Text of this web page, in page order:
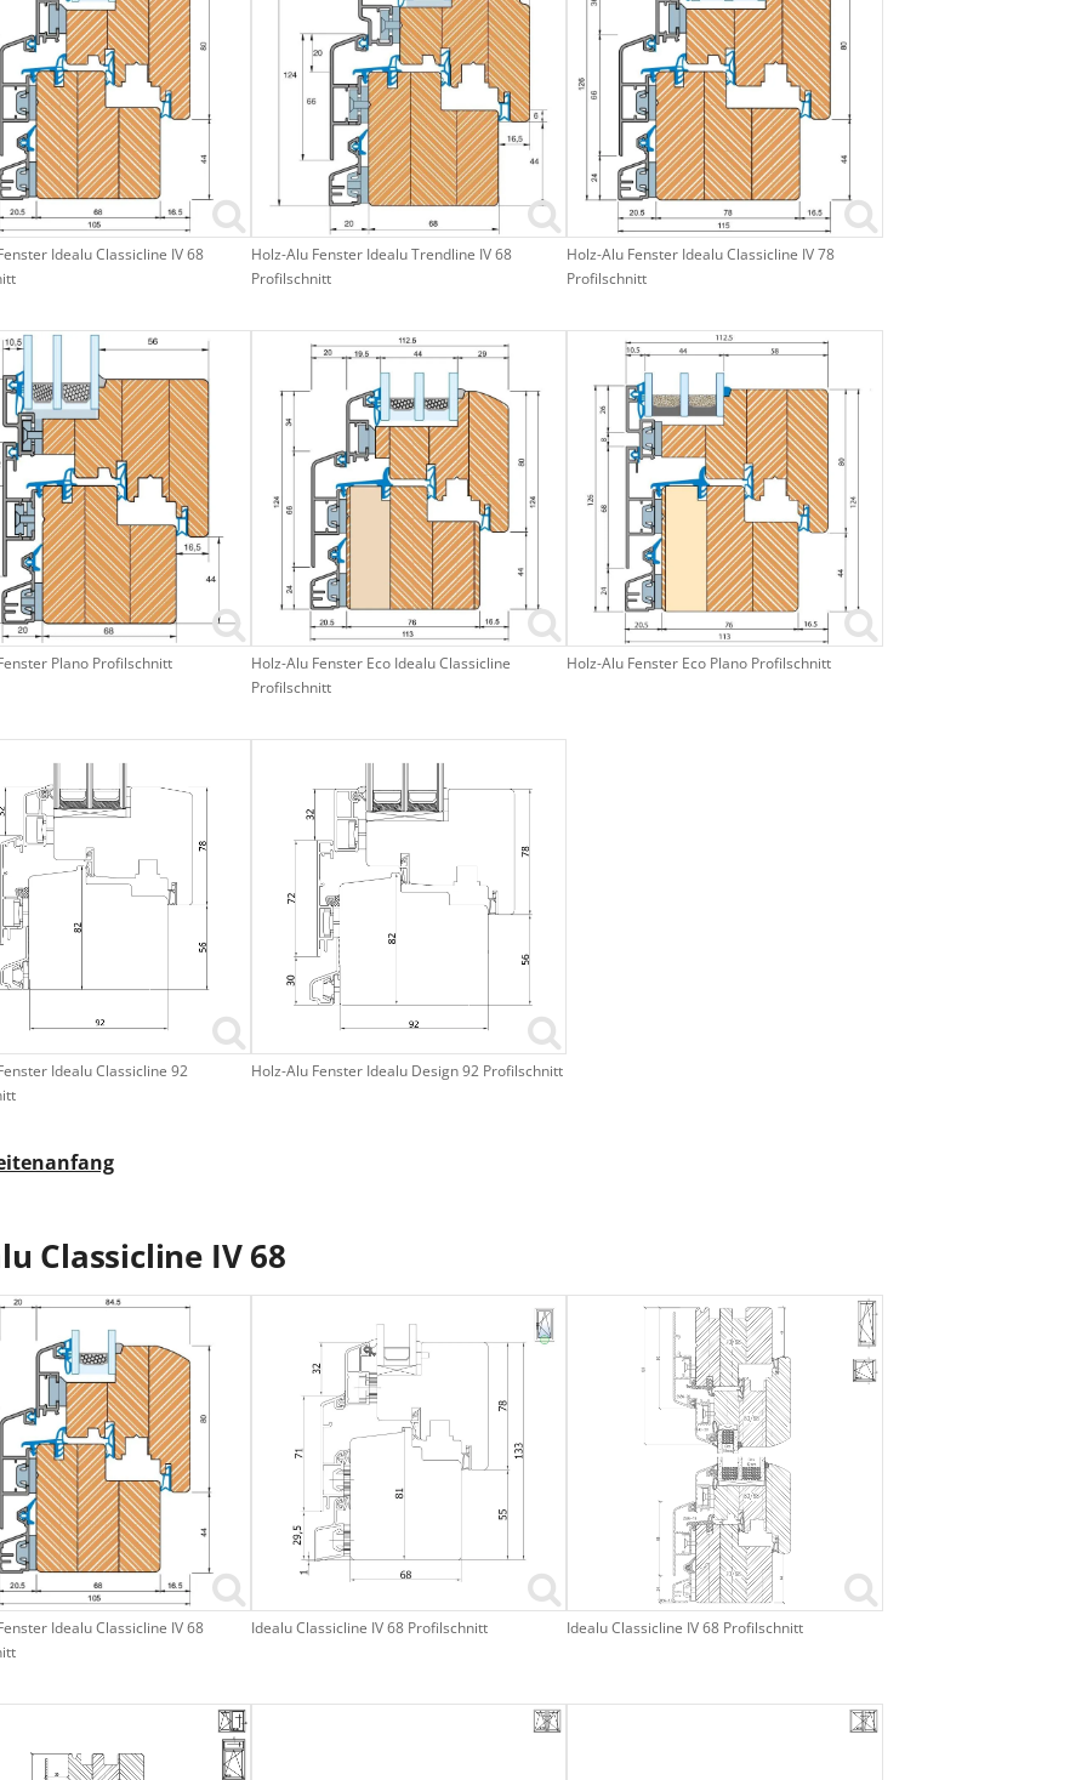
Idealu Classicline IV 68
Holz-Alu Fenster Idealu Trendline IV 68
Profilschnitt
Holz-Alu Fenster Idealu Classicline IV 78
Profilschnitt
Plano Profilschnitt
Holz-Alu Fenster Eco Idealu Classicline
Profilschnitt
Holz-Alu Fenster Eco Plano Profilschnitt
Idealu Classicline 92
Holz-Alu Fenster Idealu Design 92 Profilschnitt
Classicline IV 68
Idealu Classicline IV 68
Idealu Classicline IV 68 Profilschnitt Idealu Classicline IV 68 Profilschnitt